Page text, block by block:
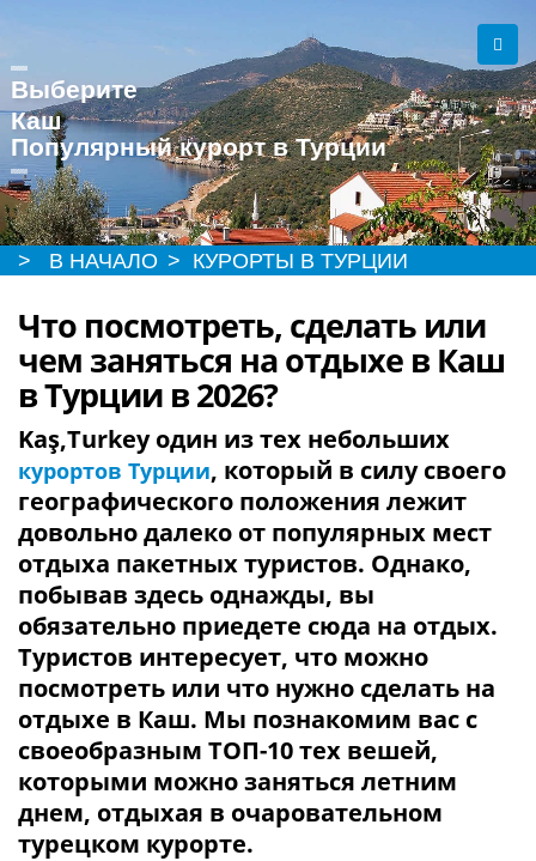
Выберите
Каш
Популярный курорт в Турции
> В НАЧАЛО > КУРОРТЫ В ТУРЦИИ
Что посмотреть, сделать или
чем заняться на отдыхе в Каш
в Турции в 2026?
Kaş,Turkey один из тех небольших
курортов Турции, который в силу своего
географического положения лежит
довольно далеко от популярных мест
отдыха пакетных туристов. Однако,
побывав здесь однажды, вы
обязательно приедете сюда на отдых.
Туристов интересует, что можно
посмотреть или что нужно сделать на
отдыхе в Каш. Мы познакомим вас с
своеобразным ТОП-10 тех вешей,
которыми можно заняться летним
днем, отдыхая в очаровательном
турецком курорте.